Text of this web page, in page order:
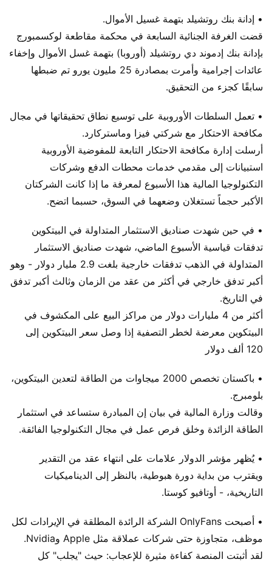
• إدانة بنك روتشيلد بتهمة غسيل الأموال.
قضت الغرفة الجنائية السابعة في محكمة مقاطعة لوكسمبورج
بإدانة بنك إدموند دي روتشيلد (أوروبا) بتهمة غسل الأموال وإخفاء
عائدات إجرامية وأمرت بمصادرة 25 مليون يورو تم ضبطها
سابقًا كجزء من التحقيق.
• تعمل السلطات الأوروبية على توسيع نطاق تحقيقاتها في مجال
مكافحة الاحتكار مع شركتي فيزا وماستركارد.
أرسلت إدارة مكافحة الاحتكار التابعة للمفوضية الأوروبية
استبيانات إلى مقدمي خدمات محطات الدفع وشركات
التكنولوجيا المالية هذا الأسبوع لمعرفة ما إذا كانت الشركتان
الأكبر حجماً تستغلان وضعهما في السوق، حسبما اتضح.
• في حين شهدت صناديق الاستثمار المتداولة في البيتكوين
تدفقات قياسية الأسبوع الماضي، شهدت صناديق الاستثمار
المتداولة في الذهب تدفقات خارجية بلغت 2.9 مليار دولار - وهو
أكبر تدفق خارجي في أكثر من عقد من الزمان وثالث أكبر تدفق
في التاريخ.
أكثر من 4 مليارات دولار من مراكز البيع على المكشوف في
البيتكوين معرضة لخطر التصفية إذا وصل سعر البيتكوين إلى
120 ألف دولار
• باكستان تخصص 2000 ميجاوات من الطاقة لتعدين البيتكوين،
بلومبرج.
وقالت وزارة المالية في بيان إن المبادرة ستساعد في استثمار
الطاقة الزائدة وخلق فرص عمل في مجال التكنولوجيا الفائقة.
• يُظهر مؤشر الدولار علامات على انتهاء عقد من التقدير
ويقترب من بداية دورة هبوطية، بالنظر إلى الديناميكيات
التاريخية، - أوتافيو كوستا.
• أصبحت OnlyFans الشركة الرائدة المطلقة في الإيرادات لكل
موظف، متجاوزة حتى شركات عملاقة مثل Apple وNvidia.
لقد أثبتت المنصة كفاءة مثيرة للإعجاب: حيث "يجلب" كل